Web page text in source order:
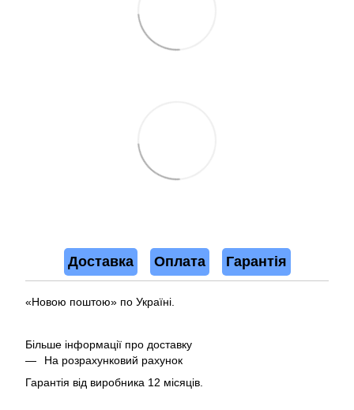
Доставка Оплата Гарантія
«Новою поштою» по Україні.
Більше інформації про доставку
На розрахунковий рахунок
Гарантія від виробника 12 місяців.